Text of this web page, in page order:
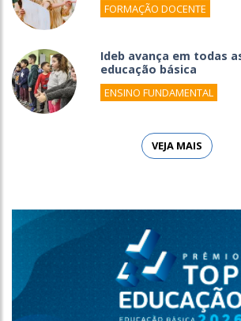
FORMAÇÃO DOCENTE
Ideb avança em todas
educação básica
ENSINO FUNDAMENTAL
VEJA MAIS